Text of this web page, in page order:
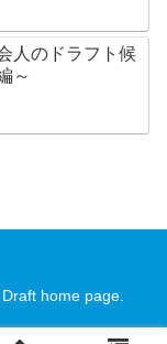
人のドラフト候
～
home page.